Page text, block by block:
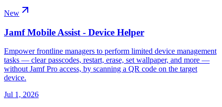
New
Jamf Mobile Assist - Device Helper
Empower frontline managers to perform limited device management
tasks — clear passcodes, restart, erase, set wallpaper, and more —
without Jamf Pro access, by scanning a QR code on the target
device.
Jul 1, 2026